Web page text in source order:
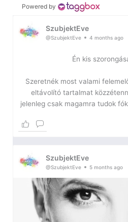
Powered by
SzubjektEve
@SzubjektEve 4 months ago
Én kis
Szeretnék most valami
eltávolító tartalmat
jelenleg csak magamra tudok
hogy naplózzam a lelkem,
elhallgattatnom a
Szóval,
Ilyen vagyok én. Egy ideje
SzubjektEve
@SzubjektEve 5 months ago